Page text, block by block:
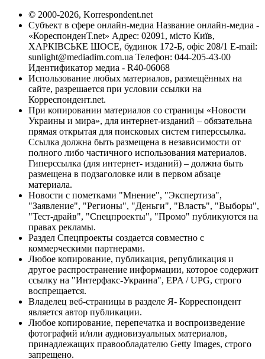
© 2000-2026, Korrespondent.net
Субъект в сфере онлайн-медиа Название онлайн-медиа -
«КореспонденТ.net» Адрес: 02091, місто Київ,
ХАРКІВСЬКЕ ШОСЕ, будинок 172-Б, офіс 208/1 E-mail:
sunlight@mediadim.com.ua Телефон: 044-205-43-00
Идентификатор медиа - R40-06068
Использование любых материалов, размещённых на
сайте, разрешается при условии ссылки на
Корреспондент.net.
При копировании материалов со страницы «Новости
Украины и мира», для интернет-изданий – обязательна
прямая открытая для поисковых систем гиперссылка.
Ссылка должна быть размещена в независимости от
полного либо частичного использования материалов.
Гиперссылка (для интернет- изданий) – должна быть
размещена в подзаголовке или в первом абзаце
материала.
Новости с пометками "Мнение", "Экспертиза",
"Заявление", "Регионы", "Деньги", "Власть", "Выборы",
"Тест-драйв", "Спецпроекты", "Промо" публикуются на
правах рекламы.
Раздел Спецпроекты создается совместно с
коммерческими партнерами.
Любое копирование, публикация, републикация и
другое распространение информации, которое содержит
ссылку на "Интерфакс-Украина", EPA / UPG, строго
воспрещается.
Владелец веб-страницы в разделе Я- Корреспондент
является автор публикации.
Любое копирование, перепечатка и воспроизведение
фотографий и/или аудиовизуальных материалов,
принадлежащих правообладателю Getty Images, строго
запрещено.